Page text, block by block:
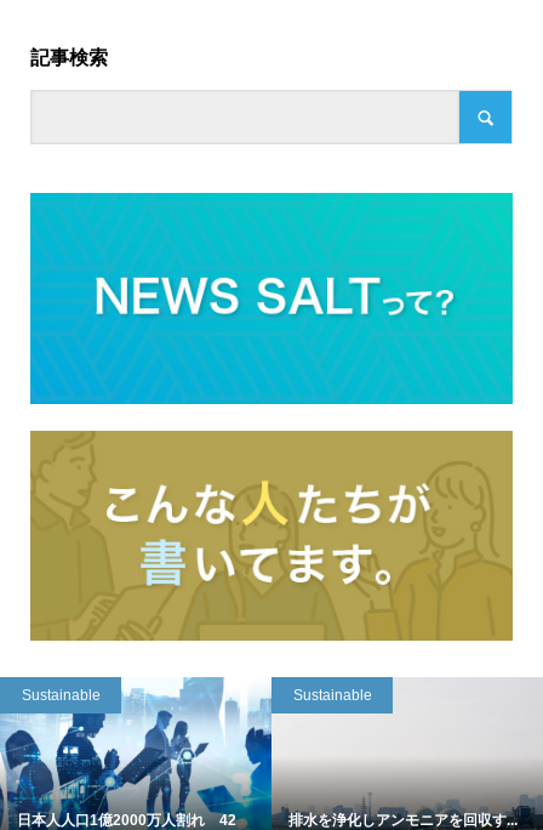
記事検索
Sustainable
日本人人口1億2000万人割れ 42
Sustainable
排水を浄化しアンモニアを回収す...